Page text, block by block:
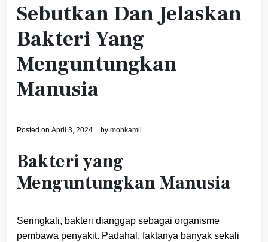
Sebutkan Dan Jelaskan
Bakteri Yang
Menguntungkan
Manusia
Posted on April 3, 2024 by mohkamil
Bakteri yang
Menguntungkan Manusia
Seringkali, bakteri dianggap sebagai organisme
pembawa penyakit. Padahal, faktanya banyak sekali